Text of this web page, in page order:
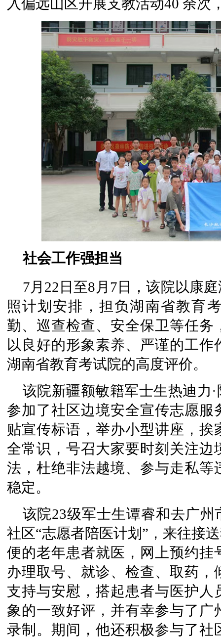
入偏远山区开展支教活动40 余次
社会工作强担当
7月22日至8月7日，该院以康
照计划安排，担负湖南省教育
勤、巡查检查、安全保卫等任
以良好的形象素养、严谨的工
湖南省教育考试院的高度评价。
该院新疆额敏籍军士生热迪力
参加了社区边境安全宣传志愿
贴宣传标语，举办小型讲座，
全常识，号召大家要时刻关注
法，杜绝非法越境、参与走私
稳定。
该院23级军士生谭睿和去广
社区“志愿者陪医计划”，来往接
便的老年患者就医，网上预约
办理取号、就诊、检查、取药
支持与安慰，搭起患者与医护
象的一致好评，并有幸参与了
录制。期间，他还积极参与了